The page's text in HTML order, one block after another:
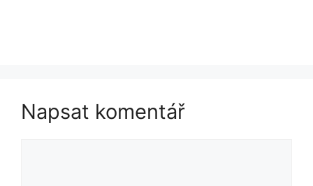
Napsat komentář